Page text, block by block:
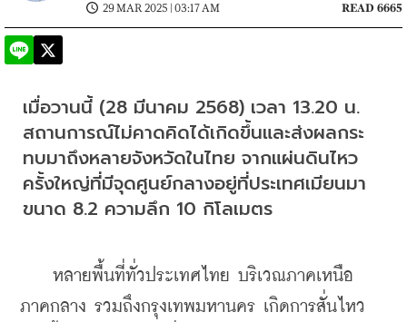
29 MAR 2025 | 03:17 AM
READ 6665
เมื่อวานนี้ (28 มีนาคม 2568) เวลา 13.20 น.
สถานการณ์ไม่คาดคิดได้เกิดขึ้นและส่งผลกระ
ทบมาถึงหลายจังหวัดในไทย จากแผ่นดินไหว
ครั้งใหญ่ที่มีจุดศูนย์กลางอยู่ที่ประเทศเมียนมา
ขนาด 8.2 ความลึก 10 กิโลเมตร
หลายพื้นที่ทั่วประเทศไทย บริเวณภาคเหนือ
ภาคกลาง รวมถึงกรุงเทพมหานคร เกิดการสั่นไหว